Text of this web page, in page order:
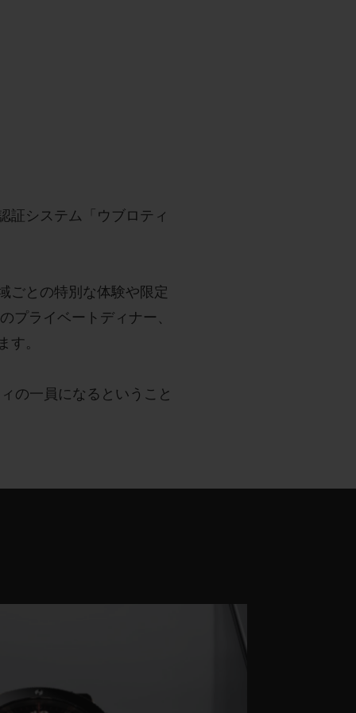
証システム「ウブロティ
ごとの特別な体験や限定
プライベートディナー、
す。
の一員になるということ